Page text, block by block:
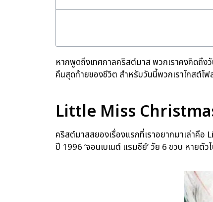
หากพูดถึงเทศกาลคริสต์มาส พวกเราคงคิดถึ
คืนสุดท้ายของชีวิต สำหรับวันนี้พวกเราโกสต์โ
Little Miss
คริสต์มาสสยองเรื่องแรกที่เราอยากมาเล่าคือ
ปี 1996 ‘จอนเบเนต์ แรมซีย์’ วัย 6 ขวบ หายตั